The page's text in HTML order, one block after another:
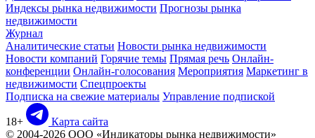
Индексы рынка недвижимости Прогнозы рынка
недвижимости
Журнал
Аналитические статьи Новости рынка недвижимости
Новости компаний Горячие темы Прямая речь Онлайн-
конференции Онлайн-голосования Мероприятия Маркетинг в
недвижимости Спецпроекты
Подписка на свежие материалы Управление подпиской
18+
Карта сайта
© 2004-2026 ООО «Индикаторы рынка недвижимости»